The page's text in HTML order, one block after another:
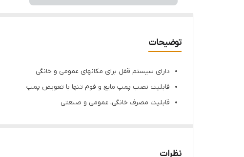
توضیحات
دارای سیستم قفل برای مکانهای عمومی و خانگی
قابلیت نصب پمپ مایع و فوم تنها با تعویض پمپ
قابلیت مصرف خانگی، عمومی و صنعتی
استفاده بهینه از فضانظرات